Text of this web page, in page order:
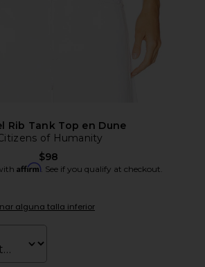
Rib Tank Top en Dune
of Humanity
$98
Affirm. See if you qualify at checkout.
alguna talla inferior